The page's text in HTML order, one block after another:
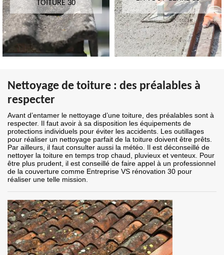
TOITURE 30
Nettoyage de toiture : des préalables à
respecter
Avant d’entamer le nettoyage d’une toiture, des préalables sont à
respecter. Il faut avoir à sa disposition les équipements de
protections individuels pour éviter les accidents. Les outillages
pour réaliser un nettoyage parfait de la toiture doivent être prêts.
Par ailleurs, il faut consulter aussi la météo. Il est déconseillé de
nettoyer la toiture en temps trop chaud, pluvieux et venteux. Pour
être plus prudent, il est conseillé de faire appel à un professionnel
de la couverture comme Entreprise VS rénovation 30 pour
réaliser une telle mission.